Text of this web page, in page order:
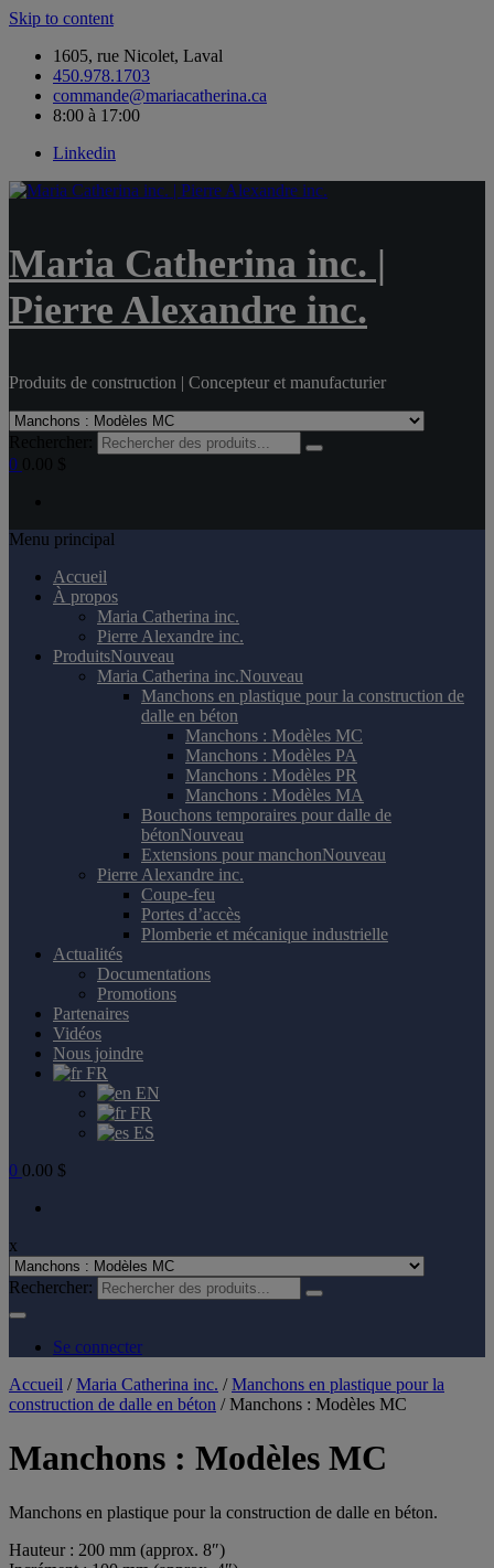
Skip to content
1605, rue Nicolet, Laval
450.978.1703
commande@mariacatherina.ca
8:00 à 17:00
Linkedin
Maria Catherina inc. |
Pierre Alexandre inc.
Produits de construction | Concepteur et manufacturier
0
Menu principal
Accueil
À propos
Maria Catherina inc.
Pierre Alexandre inc.
ProduitsNouveau
Maria Catherina inc.Nouveau
Manchons en plastique pour la construction de
dalle en béton
Manchons : Modèles MC
Manchons : Modèles PA
Manchons : Modèles PR
Manchons : Modèles MA
Bouchons temporaires pour dalle de
bétonNouveau
Extensions pour manchonNouveau
Pierre Alexandre inc.
Coupe-feu
Portes d’accès
Plomberie et mécanique industrielle
Actualités
Documentations
Promotions
Partenaires
Vidéos
Nous joindre
FR
EN
FR
ES
0 0.00 $
x
Rechercher:
Se connecter
Accueil /Maria Catherina inc. /Manchons en plastique pour la
construction de dalle en béton / Manchons : Modèles MC
Manchons : Modèles MC
Manchons en plastique pour la construction de dalle en béton.
Hauteur : 200 mm (approx. 8″)